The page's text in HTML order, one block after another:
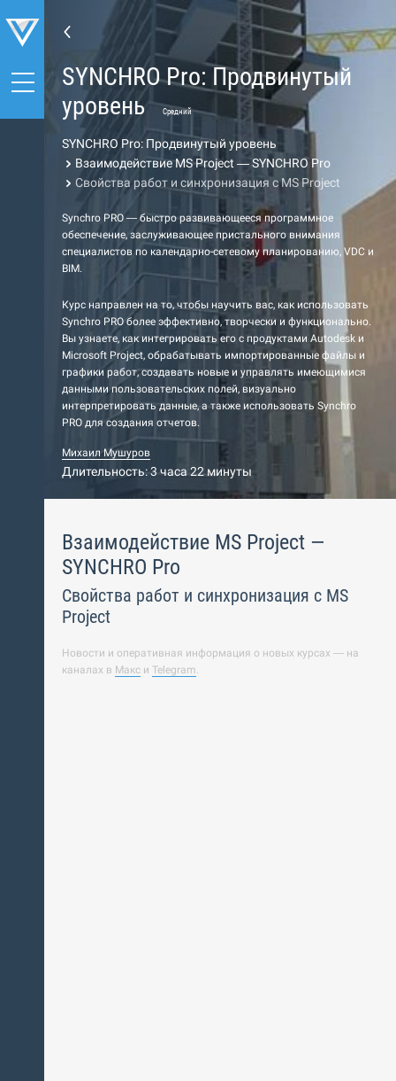
SYNCHRO Pro: Продвинутый
уровень
Средний
SYNCHRO Pro: Продвинутый уровень
Взаимодействие MS Project — SYNCHRO Pro
Свойства работ и синхронизация с MS Project
Synchro PRO — быстро развивающееся программное
обеспечение, заслуживающее пристального внимания
специалистов по календарно-сетевому планированию, VDC и
BIM.
Курс направлен на то, чтобы научить вас, как использовать
Synchro PRO более эффективно, творчески и функционально.
Вы узнаете, как интегрировать его с продуктами Autodesk и
Microsoft Project, обрабатывать импортированные файлы и
графики работ, создавать новые и управлять имеющимися
данными пользовательских полей, визуально
интерпретировать данные, а также использовать Synchro
PRO для создания отчетов.
Михаил Мушуров
Длительность: 3 часа 22 минуты
Взаимодействие MS Project —
SYNCHRO Pro
Свойства работ и синхронизация с MS
Project
Новости и оперативная информация о новых курсах — на
каналах в Макс и Telegram.